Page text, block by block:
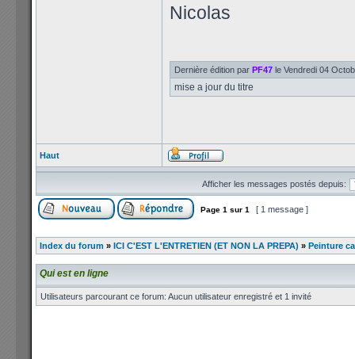
Nicolas
Dernière édition par PF47 le Vendredi 04
mise a jour du titre
Haut
Afficher les messages postés depuis:
Page 1 sur 1 [ 1 message ]
Index du forum » ICI C'EST L'ENTRETIEN (ET NON LA PREPA) » Peinture
Qui est en ligne
Utilisateurs parcourant ce forum: Aucun utilisateur enregistré et 1 invité